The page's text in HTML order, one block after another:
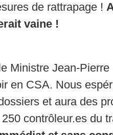
de rattrapage !
vaine !
Ministre Jean-
en CSA. Nous
et aura des
contrôleur.es du